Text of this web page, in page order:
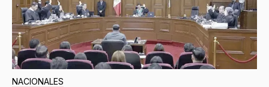
NACIONALES